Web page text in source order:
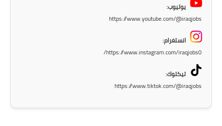
يوتيوب:
https://www.youtube.com/@iraqjobs
انستغرام:
https://www.instagram.com/iraqjobs0/
تيكتوك:
https://www.tiktok.com/@iraqjobs